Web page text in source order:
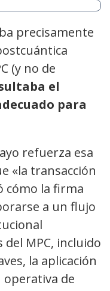
precisamente
(y no de
el
para
refuerza esa
«la transacción
cómo la firma
a un flujo
MPC, incluido
la aplicación
operativa de